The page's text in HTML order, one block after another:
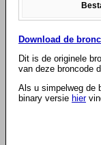
Download de
Dit is de originele
van deze broncode
Als u simpelweg de
binary versie hier